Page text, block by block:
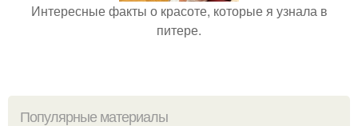
Интересные факты о красоте, которые я узнала в
питере.
Популярные материалы